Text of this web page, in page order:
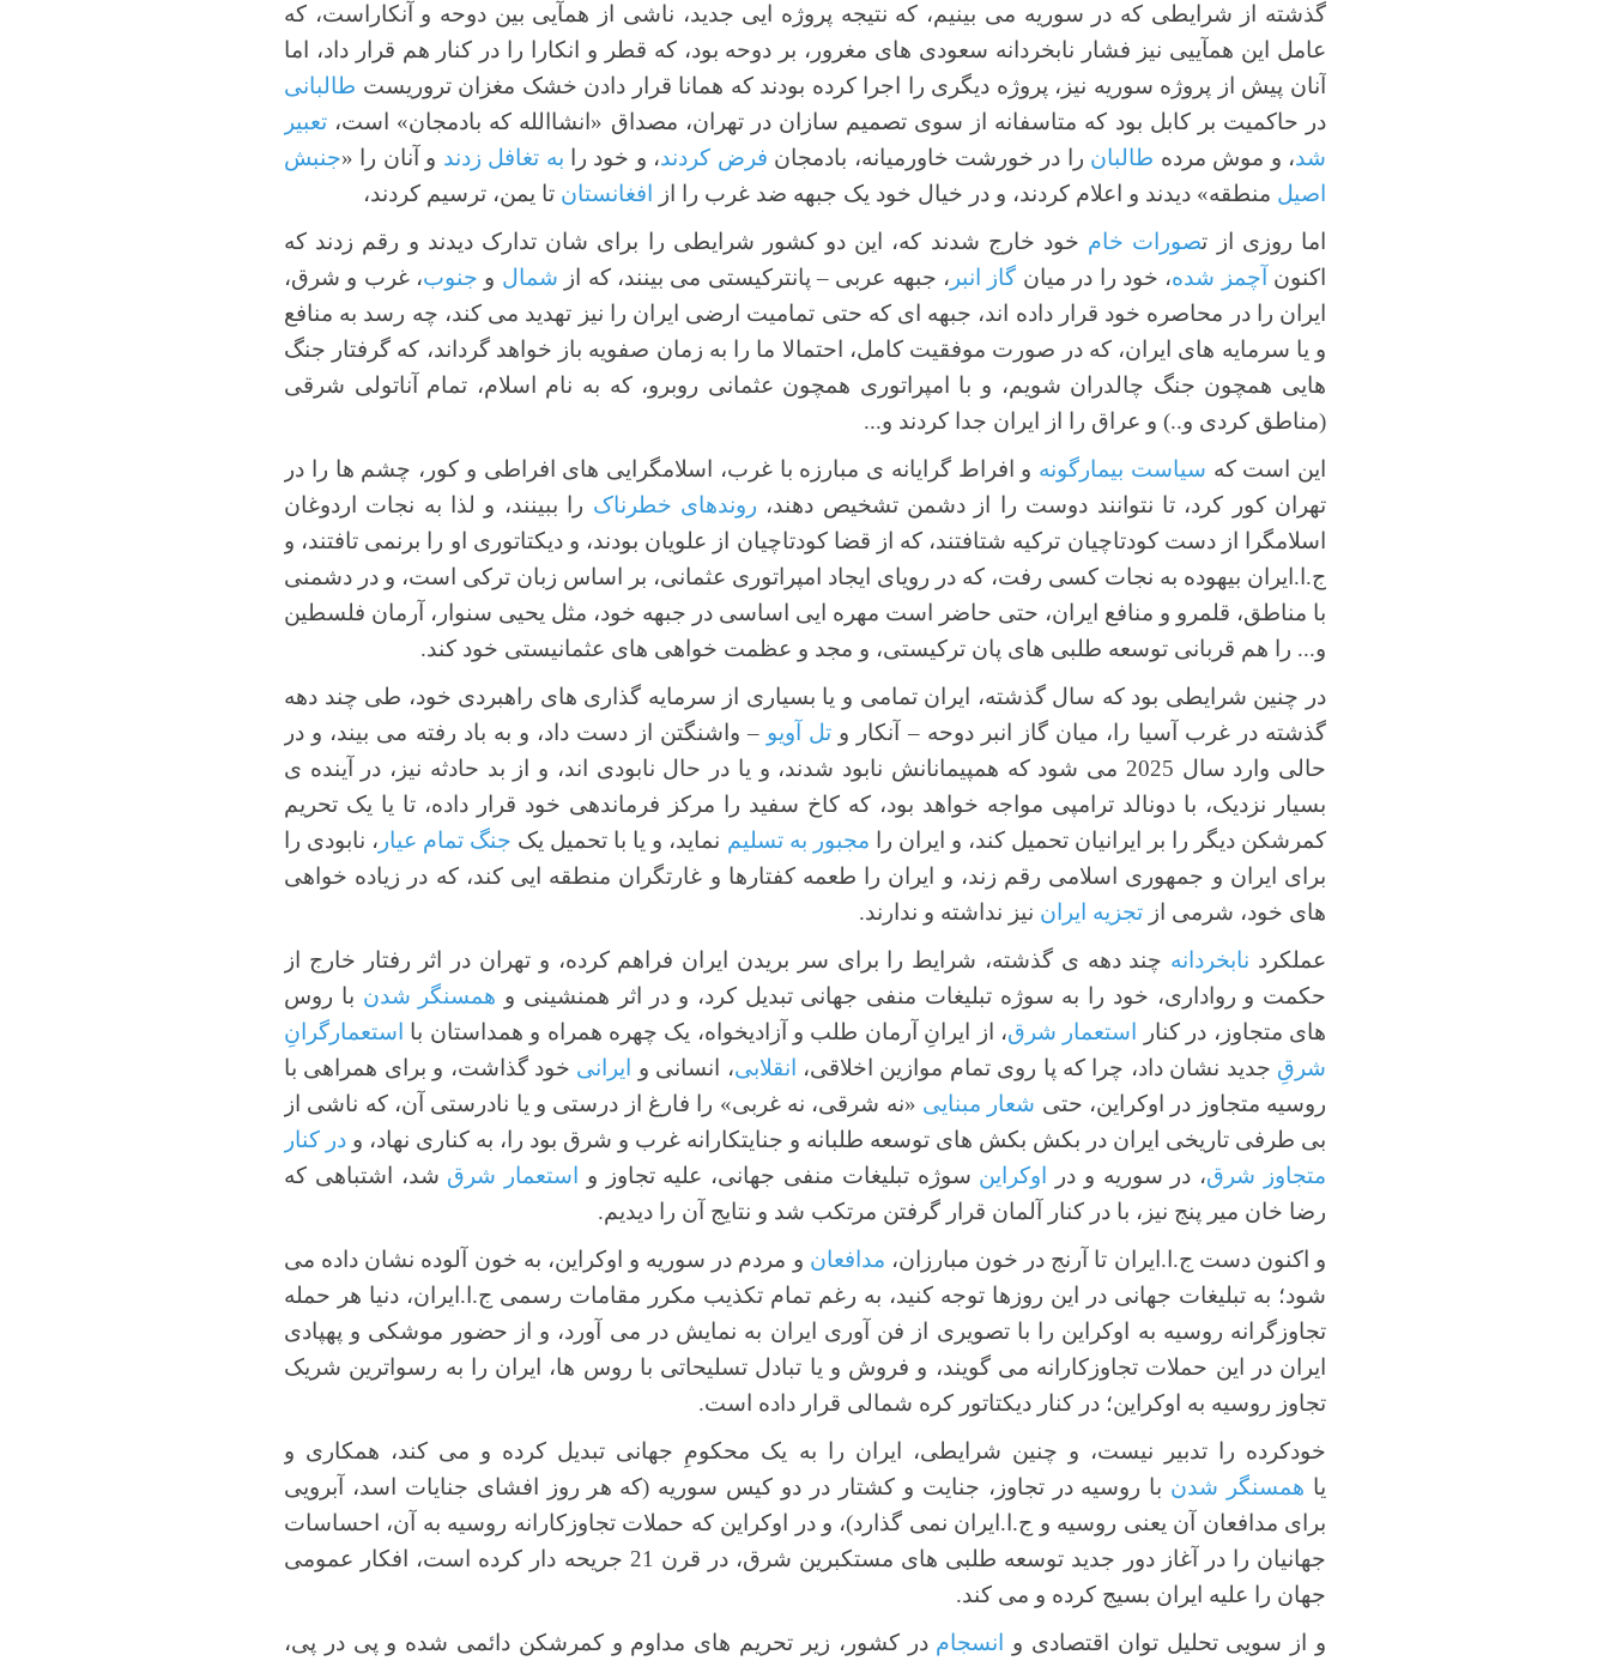
گذشته از شرایطی که در سوریه می بینیم، که نتیجه پروژه ایی جدید، ناشی از همآیی بین دوحه و آنکاراست، که
عامل این همآییی نیز فشار نابخردانه سعودی های مغرور، بر دوحه بود، که قطر و انکارا را در کنار هم قرار داد، اما
آنان پیش از پروژه سوریه نیز، پروژه دیگری را اجرا کرده بودند که همانا قرار دادن خشک مغزان تروریست طالبانی
در حاکمیت بر کابل بود که متاسفانه از سوی تصمیم سازان در تهران، مصداق «انشاالله که بادمجان» است، تعبیر
شد، و موش مرده طالبان را در خورشت خاورمیانه، بادمجان فرض کردند، و خود را به تغافل زدند و آنان را «جنبش
اصیل منطقه» دیدند و اعلام کردند، و در خیال خود یک جبهه ضد غرب را از افغانستان تا یمن، ترسیم کردند،
اما روزی از تصورات خام خود خارج شدند که، این دو کشور شرایطی را برای شان تدارک دیدند و رقم زدند که
اکنون آچمز شده، خود را در میان گاز انبر ، جبهه عربی – پانترکیستی می بینند، که از شمال و جنوب، غرب و شرق،
ایران را در محاصره خود قرار داده اند، جبهه ای که حتی تمامیت ارضی ایران را نیز تهدید می کند، چه رسد به منافع
و یا سرمایه های ایران، که در صورت موفقیت کامل، احتمالا ما را به زمان صفویه باز خواهد گرداند، که گرفتار جنگ
هایی همچون جنگ چالدران شویم، و با امپراتوری همچون عثمانی روبرو، که به نام اسلام، تمام آناتولی شرقی
(مناطق کردی و..) و عراق را از ایران جدا کردند و...
این است که سیاست بیمارگونه و افراط گرایانه ی مبارزه با غرب، اسلامگرایی های افراطی و کور، چشم ها را در
تهران کور کرد، تا نتوانند دوست را از دشمن تشخیص دهند، روندهای خطرناک را ببینند، و لذا به نجات اردوغان
اسلامگرا از دست کودتاچیان ترکیه شتافتند، که از قضا کودتاچیان از علویان بودند، و دیکتاتوری او را برنمی تافتند، و
ج.ا.ایران بیهوده به نجات کسی رفت، که در رویای ایجاد امپراتوری عثمانی، بر اساس زبان ترکی است، و در دشمنی
با مناطق، قلمرو و منافع ایران، حتی حاضر است مهره ایی اساسی در جبهه خود، مثل یحیی سنوار، آرمان فلسطین
و... را هم قربانی توسعه طلبی های پان ترکیستی، و مجد و عظمت خواهی های عثمانیستی خود کند.
در چنین شرایطی بود که سال گذشته، ایران تمامی و یا بسیاری از سرمایه گذاری های راهبردی خود، طی چند دهه
گذشته در غرب آسیا را، میان گاز انبر دوحه – آنکار و تل آویو – واشنگتن از دست داد، و به باد رفته می بیند، و در
حالی وارد سال 2025 می شود که همپیمانانش نابود شدند، و یا در حال نابودی اند، و از بد حادثه نیز، در آینده ی
بسیار نزدیک، با دونالد ترامپی مواجه خواهد بود، که کاخ سفید را مرکز فرماندهی خود قرار داده، تا یا یک تحریم
کمرشکن دیگر را بر ایرانیان تحمیل کند، و ایران را مجبور به تسلیم نماید، و یا با تحمیل یک جنگ تمام عیار ، نابودی را
برای ایران و جمهوری اسلامی رقم زند، و ایران را طعمه کفتارها و غارتگران منطقه ایی کند، که در زیاده خواهی
های خود، شرمی از تجزیه ایران نیز نداشته و ندارند.
عملکرد نابخردانه چند دهه ی گذشته، شرایط را برای سر بریدن ایران فراهم کرده، و تهران در اثر رفتار خارج از
حکمت و رواداری، خود را به سوژه تبلیغات منفی جهانی تبدیل کرد، و در اثر همنشینی و همسنگر شدن با روس
های متجاوز، در کنار
استعمار شرق، از ایرانِ آرمان طلب و آزادیخواه، یک چهره همراه و همداستان با استعمارگرانِ
شرقِ جدید نشان داد، چرا که پا روی تمام موازین اخلاقی، انقلابی، انسانی و ایرانی خود گذاشت، و برای همراهی با
روسیه متجاوز در اوکراین، حتی شعار مبنایی «نه شرقی، نه غربی» را فارغ از درستی و یا نادرستی آن، که ناشی از
بی طرفی تاریخی ایران در بکش بکش های توسعه طلبانه و جنایتکارانه غرب و شرق بود را، به کناری نهاد، و در کنار
متجاوز شرق، در سوریه و در اوکراین سوژه تبلیغات منفی جهانی، علیه تجاوز و استعمار شرق شد، اشتباهی که
رضا خان میر پنج نیز، با در کنار آلمان قرار گرفتن مرتکب شد و نتایج آن را دیدیم.
و اکنون دست ج.ا.ایران تا آرنج در خون مبارزان، مدافعان و مردم در سوریه و اوکراین، به خون آلوده نشان داده می
شود؛ به تبلیغات جهانی در این روزها توجه کنید، به رغم تمام تکذیب مکرر مقامات رسمی ج.ا.ایران، دنیا هر حمله
تجاوزگرانه روسیه به اوکراین را با تصویری از فن آوری ایران به نمایش در می آورد، و از حضور موشکی و پهپادی
ایران در این حملات تجاوزکارانه می گویند، و فروش و یا تبادل تسلیحاتی با روس ها، ایران را به رسواترین شریک
تجاوز روسیه به اوکراین؛ در کنار دیکتاتور کره شمالی قرار داده است.
خودکرده را تدبیر نیست، و چنین شرایطی، ایران را به یک محکومِ جهانی تبدیل کرده و می کند، همکاری و
یا همسنگر شدن با روسیه در تجاوز، جنایت و کشتار در دو کیس سوریه (که هر روز افشای جنایات اسد، آبرویی
برای مدافعان آن یعنی روسیه و ج.ا.ایران نمی گذارد)، و در اوکراین که حملات تجاوزکارانه روسیه به آن، احساسات
جهانیان را در آغاز دور جدید توسعه طلبی های مستکبرین شرق، در قرن 21 جریحه دار کرده است، افکار عمومی
جهان را علیه ایران بسیج کرده و می کند.
و از سویی تحلیل توان اقتصادی و
انسجام در کشور، زیر تحریم های مداوم و کمرشکن دائمی شده و پی در پی،